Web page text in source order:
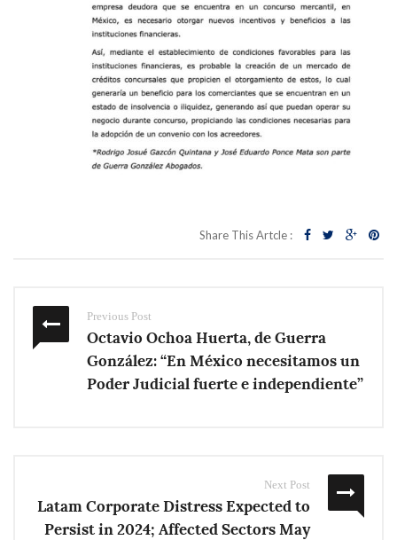
Share This Artcle :
Previous Post
Octavio Ochoa Huerta, de Guerra
González: “En México necesitamos un
Poder Judicial fuerte e independiente”
Next Post
Latam Corporate Distress Expected to
Persist in 2024; Affected Sectors May